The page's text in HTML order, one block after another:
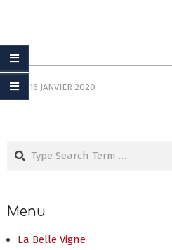
2020-
01-
16
ON: 16 JANVIER 2020
Search
Menu
La Belle Vigne